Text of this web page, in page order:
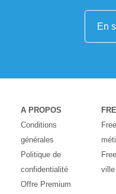
En
A PROPOS
Conditions
générales
Politique de
confidentialité
Offre Premium
ville